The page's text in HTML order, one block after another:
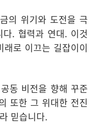
의 위기와 도전을 극
. 협력과 연대. 이것
로 이끄는 길잡이이
동 비전을 향해 꾸준
또한 그 위대한 전진
믿습니다.